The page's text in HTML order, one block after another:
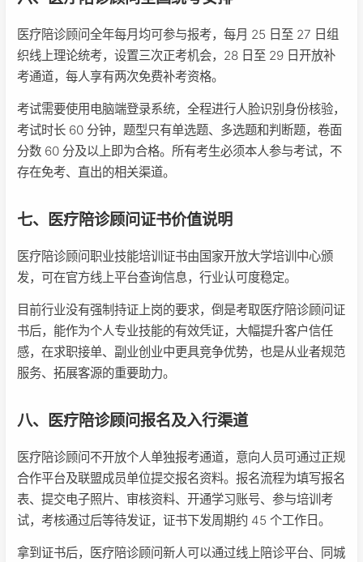
医疗陪诊顾问全年每月均可参与报考，每月 25 日至 27 日组
织线上理论统考，设置三次正考机会，28 日至 29 日开放补
考通道，每人享有两次免费补考资格。
考试需要使用电脑端登录系统，全程进行人脸识别身份核验，
考试时长 60 分钟，题型只有单选题、多选题和判断题，卷面
分数 60 分及以上即为合格。所有考生必须本人参与考试，不
存在免考、直出的相关渠道。
七、医疗陪诊顾问证书价值说明
医疗陪诊顾问职业技能培训证书由国家开放大学培训中心颁
发，可在官方线上平台查询信息，行业认可度稳定。
目前行业没有强制持证上岗的要求，倒是考取医疗陪诊顾问证
书后，能作为个人专业技能的有效凭证，大幅提升客户信任
感，在求职接单、副业创业中更具竞争优势，也是从业者规范
服务、拓展客源的重要助力。
八、医疗陪诊顾问报名及入行渠道
医疗陪诊顾问不开放个人单独报考通道，意向人员可通过正规
合作平台及联盟成员单位提交报名资料。报名流程为填写报名
表、提交电子照片、审核资料、开通学习账号、参与培训考
试，考核通过后等待发证，证书下发周期约 45 个工作日。
拿到证书后，医疗陪诊顾问新人可以通过线上陪诊平台、同城